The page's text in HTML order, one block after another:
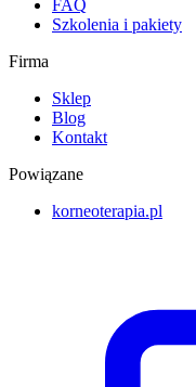
FAQ
Szkolenia i pakiety
Firma
Sklep
Blog
Kontakt
Powiązane
korneoterapia.pl